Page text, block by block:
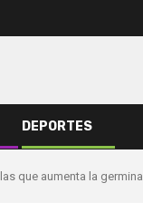
DEPORTES
que aumenta la